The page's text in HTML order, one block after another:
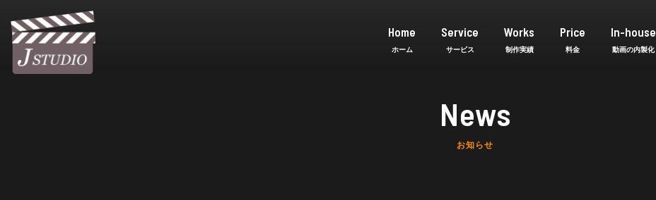
Home Service Works Price In-house
News
お知らせ